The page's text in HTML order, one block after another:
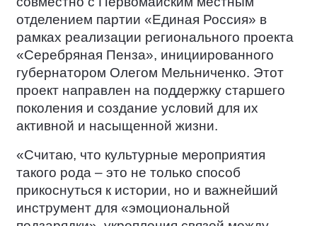
отделением партии «Единая Россия» в
рамках реализации регионального проекта
«Серебряная Пенза», инициированного
губернатором Олегом Мельниченко. Этот
проект направлен на поддержку старшего
поколения и создание условий для их
активной и насыщенной жизни.
«Считаю, что культурные мероприятия
такого рода – это не только способ
прикоснуться к истории, но и важнейший
инструмент для «эмоциональной